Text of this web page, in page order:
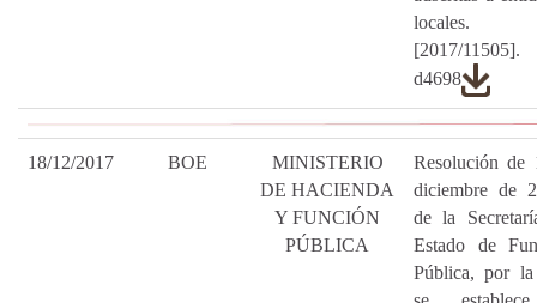
locales.
[2017/11505].
d4698
18/12/2017 BOE
MINISTERIO
DE HACIENDA
Y FUNCIÓN
PÚBLICA
Resolución de
diciembre de
de la
Estado de
Pública, por